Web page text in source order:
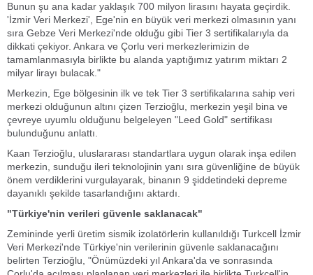
Bunun şu ana kadar yaklaşık 700 milyon lirasını hayata geçirdik.
'İzmir Veri Merkezi', Ege'nin en büyük veri merkezi olmasının yanı
sıra Gebze Veri Merkezi'nde olduğu gibi Tier 3 sertifikalarıyla da
dikkati çekiyor. Ankara ve Çorlu veri merkezlerimizin de
tamamlanmasıyla birlikte bu alanda yaptığımız yatırım miktarı 2
milyar lirayı bulacak."
Merkezin, Ege bölgesinin ilk ve tek Tier 3 sertifikalarına sahip veri
merkezi olduğunun altını çizen Terzioğlu, merkezin yeşil bina ve
çevreye uyumlu olduğunu belgeleyen "Leed Gold" sertifikası
bulunduğunu anlattı.
Kaan Terzioğlu, uluslararası standartlara uygun olarak inşa edilen
merkezin, sunduğu ileri teknolojinin yanı sıra güvenliğine de büyük
önem verdiklerini vurgulayarak, binanın 9 şiddetindeki depreme
dayanıklı şekilde tasarlandığını aktardı.
"Türkiye'nin verileri güvenle saklanacak"
Zemininde yerli üretim sismik izolatörlerin kullanıldığı Turkcell İzmir
Veri Merkezi'nde Türkiye'nin verilerinin güvenle saklanacağını
belirten Terzioğlu, "Önümüzdeki yıl Ankara'da ve sonrasında